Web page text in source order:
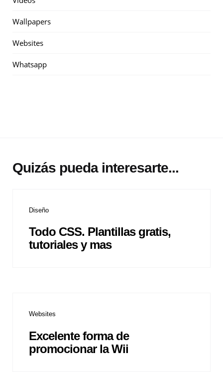
Wallpapers
Websites
Whatsapp
Quizás pueda interesarte...
Diseño
Todo CSS. Plantillas gratis,
tutoriales y mas
Websites
Excelente forma de
promocionar la Wii